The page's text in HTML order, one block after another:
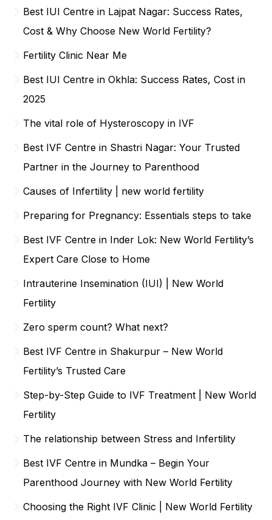
Best IUI Centre in Lajpat Nagar: Success Rates,
Cost & Why Choose New World Fertility?
Fertility Clinic Near Me
Best IUI Centre in Okhla: Success Rates, Cost in
2025
The vital role of Hysteroscopy in IVF
Best IVF Centre in Shastri Nagar: Your Trusted
Partner in the Journey to Parenthood
Causes of Infertility | new world fertility
Preparing for Pregnancy: Essentials steps to take
Best IVF Centre in Inder Lok: New World Fertility’s
Expert Care Close to Home
Intrauterine Insemination (IUI) | New World
Fertility
Zero sperm count? What next?
Best IVF Centre in Shakurpur – New World
Fertility’s Trusted Care
Step-by-Step Guide to IVF Treatment | New World
Fertility
The relationship between Stress and Infertility
Best IVF Centre in Mundka – Begin Your
Parenthood Journey with New World Fertility
Choosing the Right IVF Clinic | New World Fertility